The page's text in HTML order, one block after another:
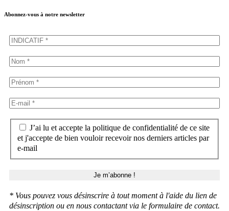
Abonnez-vous à notre newsletter
J’ai lu et accepte la politique de confidentialité de ce site
et j'accepte de bien vouloir recevoir nos derniers articles par
e-mail
* Vous pouvez vous désinscrire à tout moment à l'aide du lien de
désinscription ou en nous contactant via le formulaire de contact.